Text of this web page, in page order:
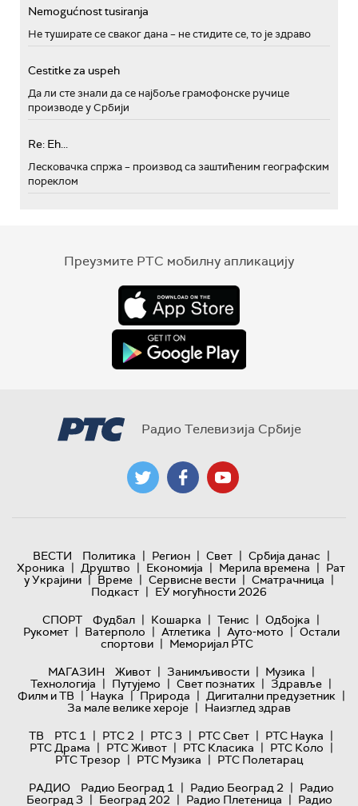
Nemogućnost tusiranja
Не туширате се сваког дана – не стидите се, то је здраво
Cestitke za uspeh
Да ли сте знали да се најбоље грамофонске ручице
производе у Србији
Re: Eh...
Лесковачка спржа – производ са заштићеним географским
пореклом
Преузмите РТС мобилну апликацију
Радио Телевизија Србије
ВЕСТИ Политика | Регион | Свет | Србија данас |
Хроника | Друштво | Економија | Мерила времена | Рат
у Украјини | Време | Сервисне вести | Сматрачница |
Подкаст | ЕУ могућности 2026
СПОРТ
Фудбал | Кошарка | Тенис | Одбојка |
Рукомет | Ватерполо | Атлетика | Ауто-мото | Остали
спортови | Меморијал РТС
МАГАЗИН
Живот | Занимљивости | Музика |
Технологијa | Путујемо | Свет познатих | Здравље |
Филм и ТВ | Наука | Природа | Дигитални предузетник |
За мале велике хероје | Наизглед здрав
ТВ
РТС 1 | РТС 2 | РТС 3 | РТС Свет | РТС Наука |
РТС Драма | РТС Живот | РТС Класика | РТС Коло |
РТС Трезор | РТС Музика | РТС Полетарац
РАДИО
Радио Београд 1 | Радио Београд 2 | Радио
Београд 3 | Београд 202 | Радио Плетеница | Радио